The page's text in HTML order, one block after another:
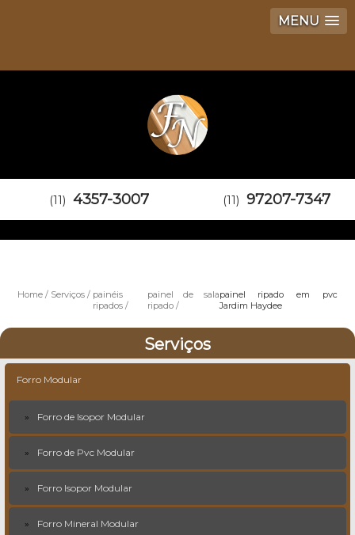
MENU
(11) 4357-3007 (11) 97207-7347
Home Serviços
painéis
ripados
painel de sala
ripado
painel ripado em pvc
Jardim Haydee
Serviços
Forro Modular
Forro de Isopor Modular
Forro de Pvc Modular
Forro Isopor Modular
Forro Mineral Modular